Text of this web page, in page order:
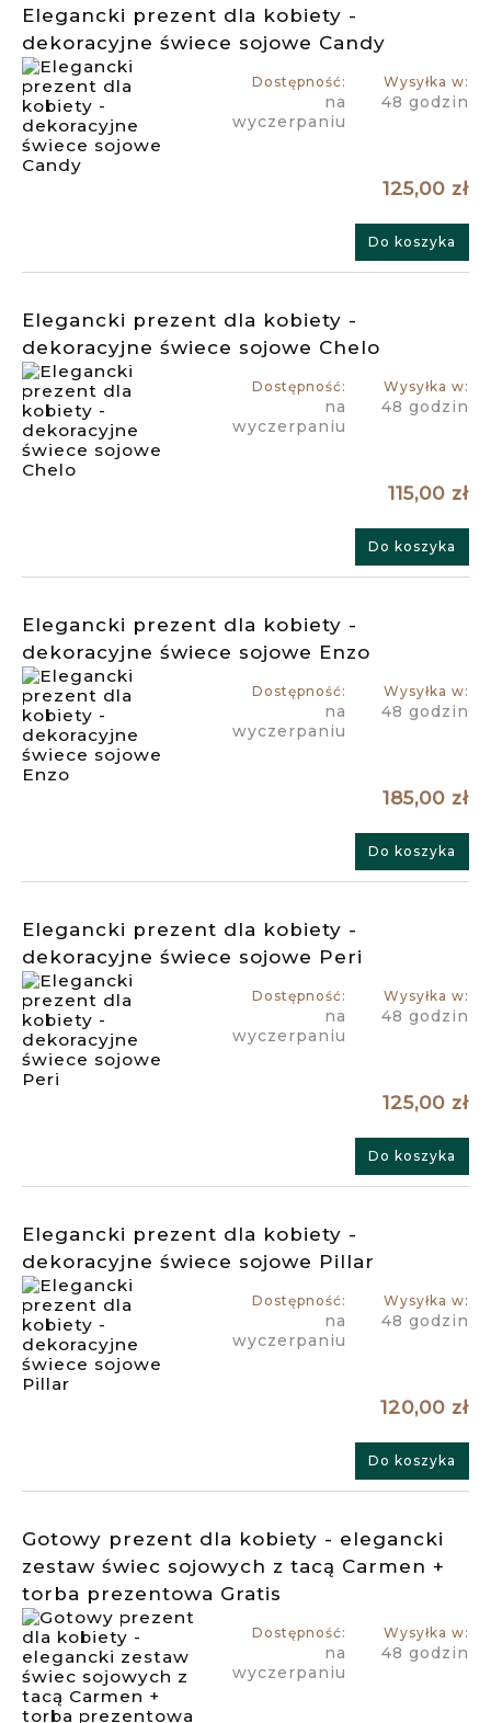
Elegancki prezent dla kobiety -
dekoracyjne świece sojowe Candy
Dostępność:
na
wyczerpaniu
Wysyłka w:
48 godzin
125,00 zł
Do koszyka
Elegancki prezent dla kobiety -
dekoracyjne świece sojowe Chelo
Dostępność:
na
wyczerpaniu
Wysyłka w:
48 godzin
115,00 zł
Do koszyka
Elegancki prezent dla kobiety -
dekoracyjne świece sojowe Enzo
Dostępność:
na
wyczerpaniu
Wysyłka w:
48 godzin
185,00 zł
Do koszyka
Elegancki prezent dla kobiety -
dekoracyjne świece sojowe Peri
Dostępność:
na
wyczerpaniu
Wysyłka w:
48 godzin
125,00 zł
Do koszyka
Elegancki prezent dla kobiety -
dekoracyjne świece sojowe Pillar
Dostępność:
na
wyczerpaniu
Wysyłka w:
48 godzin
120,00 zł
Do koszyka
Gotowy prezent dla kobiety - elegancki
zestaw świec sojowych z tacą Carmen +
torba prezentowa Gratis
Dostępność:
na
wyczerpaniu
Wysyłka w:
48 godzin